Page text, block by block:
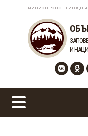
МИНИСТЕРСТВО
И